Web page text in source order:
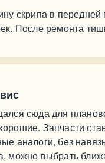
скрипа в
После ремонта
сюда для
Запчасти
аналоги, без
можно выбрать